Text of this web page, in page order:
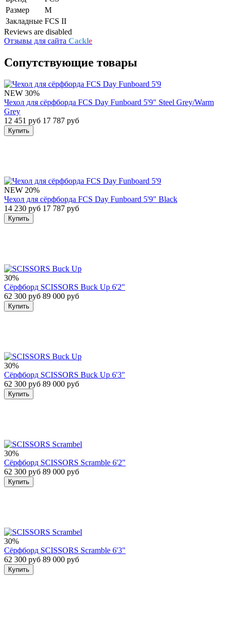
Размер
M
Закладные FCS II
Reviews are disabled
Отзывы для сайта Cackle
Сопутствующие товары
NEW 30%
Чехол для сёрфборда FCS Day Funboard 5'9" Steel Grey/Warm
Grey
12 451 руб 17 787 руб
Купить
NEW 20%
Чехол для сёрфборда FCS Day Funboard 5'9" Black
14 230 руб 17 787 руб
Купить
30%
Сёрфборд SCISSORS Buck Up 6'2"
62 300 руб 89 000 руб
Купить
30%
Сёрфборд SCISSORS Buck Up 6'3"
62 300 руб 89 000 руб
Купить
30%
Сёрфборд SCISSORS Scramble 6'2"
62 300 руб 89 000 руб
Купить
30%
Сёрфборд SCISSORS Scramble 6'3"
62 300 руб 89 000 руб
Купить